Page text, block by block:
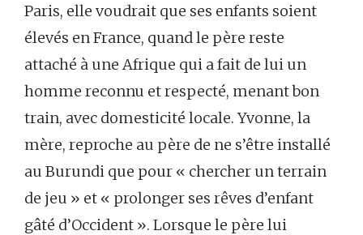
Paris, elle voudrait que ses enfants soient
élevés en France, quand le père reste
attaché à une Afrique qui a fait de lui un
homme reconnu et respecté, menant bon
train, avec domesticité locale. Yvonne, la
mère, reproche au père de ne s’être installé
au Burundi que pour « chercher un terrain
de jeu » et « prolonger ses rêves d’enfant
gâté d’Occident ». Lorsque le père lui